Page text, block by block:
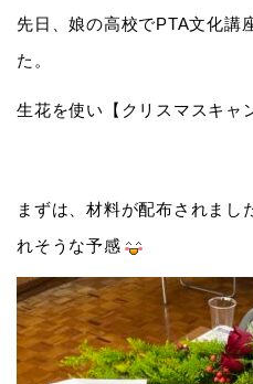
先日、娘の高校でPTA文化講
た。
生花を使い【クリスマスキャ
まずは、材料が配布されまし
れそうな予感